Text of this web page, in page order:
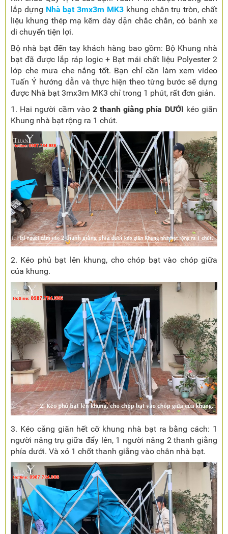
lắp dựng Nhà bạt 3mx3m MK3 khung chân trụ tròn, chất
liệu khung thép mạ kẽm dày dặn chắc chắn, có bánh xe
di chuyển tiện lợi.
Bộ nhà bạt đến tay khách hàng bao gồm: Bộ Khung nhà
bạt đã được lắp ráp logic + Bạt mái chất liệu Polyester 2
lớp che mưa che nắng tốt. Bạn chỉ cần làm xem video
Tuấn Ý hướng dẫn và thực hiện theo từng bước sẽ dựng
được Nhà bạt 3mx3m MK3 chỉ trong 1 phút, rất đơn giản.
1. Hai người cầm vào 2 thanh giằng phía DƯỚI kéo giãn
Khung nhà bạt rộng ra 1 chút.
2. Kéo phủ bạt lên khung, cho chóp bạt vào chóp giữa
của khung.
3. Kéo căng giãn hết cỡ khung nhà bạt ra bằng cách: 1
người nâng trụ giữa đẩy lên, 1 người nâng 2 thanh giằng
phía dưới. Và xỏ 1 chốt thanh giằng vào chân nhà bạt.